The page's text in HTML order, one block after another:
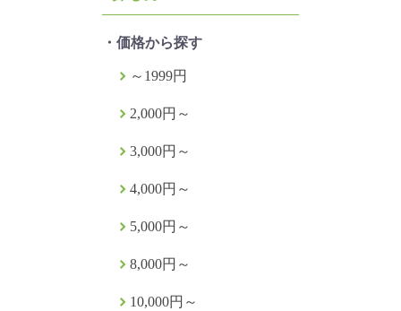
・価格から探す
～1999円
2,000円～
3,000円～
4,000円～
5,000円～
8,000円～
10,000円～